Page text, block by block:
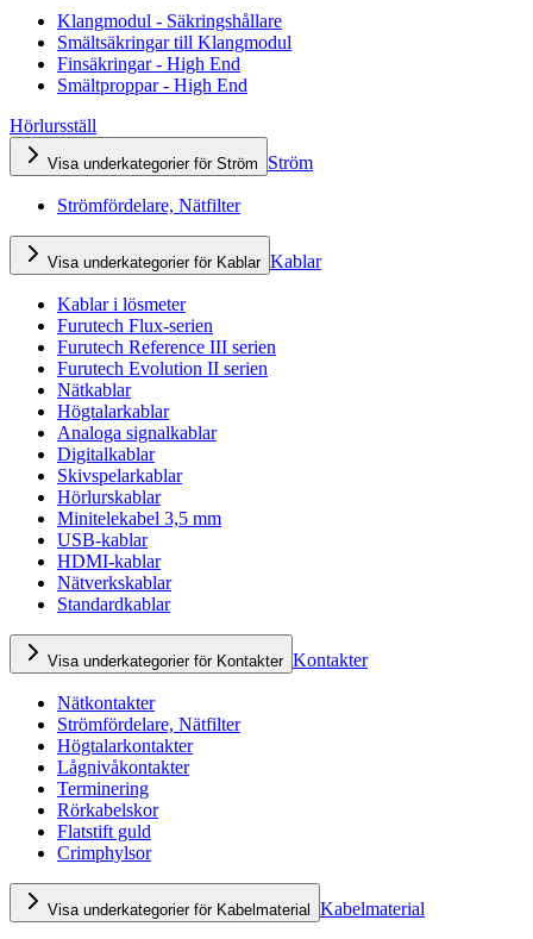
Klangmodul - Säkringshållare
Smältsäkringar till Klangmodul
Finsäkringar - High End
Smältproppar - High End
Hörlursställ
Visa underkategorier för Ström Ström
Strömfördelare, Nätfilter
Visa underkategorier för Kablar Kablar
Kablar i lösmeter
Furutech Flux-serien
Furutech Reference III serien
Furutech Evolution II serien
Nätkablar
Högtalarkablar
Analoga signalkablar
Digitalkablar
Skivspelarkablar
Hörlurskablar
Minitelekabel 3,5 mm
USB-kablar
HDMI-kablar
Nätverkskablar
Standardkablar
Visa underkategorier för Kontakter Kontakter
Nätkontakter
Strömfördelare, Nätfilter
Högtalarkontakter
Lågnivåkontakter
Terminering
Rörkabelskor
Flatstift guld
Crimphylsor
Visa underkategorier för Kabelmaterial Kabelmaterial